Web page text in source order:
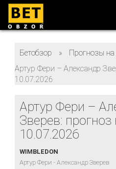
Бетобзор » Прогнозы на
Артур Фери – Александр
10.07.2026
Артур Фери –
Зверев:
10.07.2026
WIMBLEDON
Артур Фери - Александр Зверев